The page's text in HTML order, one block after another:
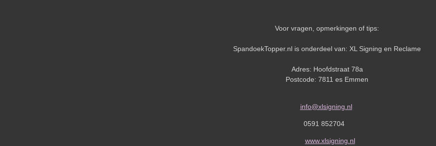
Voor vragen, opmerkingen of tips:
SpandoekTopper.nl is onderdeel van: XL Signing en Reclame
Adres: Hoofdstraat 78a
Postcode: 7811 es Emmen
info@xlsigning.nl
0591 852704
www.xlsigning.nl